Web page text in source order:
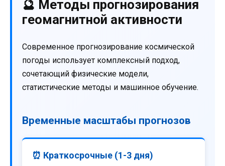
🔮 Методы прогнозирования
геомагнитной активности
Современное прогнозирование космической
погоды использует комплексный подход,
сочетающий физические модели,
статистические методы и машинное обучение.
Временные масштабы прогнозов
⏰ Краткосрочные (1-3 дня)